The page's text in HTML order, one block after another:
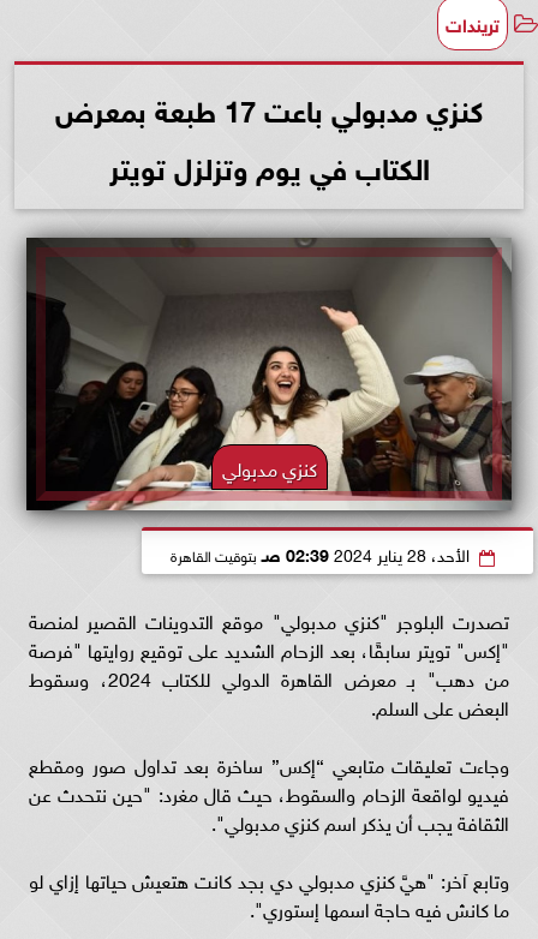
تريندات
كنزي مدبولي باعت 17 طبعة بمعرض
الكتاب في يوم وتزلزل تويتر
كنزي مدبولي
الأحد، 28 يناير 2024 02:39 صـ بتوقيت القاهرة
تصدرت البلوجر "كنزي مدبولي" موقع التدوينات القصير لمنصة
"إكس" تويتر سابقًا، بعد الزحام الشديد على توقيع روايتها "فرصة
من دهب" بـ معرض القاهرة الدولي للكتاب 2024، وسقوط
البعض على السلم.
وجاءت تعليقات متابعي “إكس” ساخرة بعد تداول صور ومقطع
فيديو لواقعة الزحام والسقوط، حيث قال مغرد: "حين نتحدث عن
الثقافة يجب أن يذكر اسم كنزي مدبولي".
وتابع آخر: "هيَّ كنزي مدبولي دي بجد كانت هتعيش حياتها إزاي لو
ما كانش فيه حاجة اسمها إستوري".